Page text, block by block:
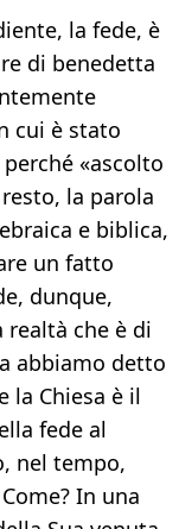
la fede, è
di benedetta
cui è stato
«ascolto
la parola
e biblica,
un fatto
dunque,
che è di
abbiamo detto
la Chiesa è il
fede al
nel tempo,
In una